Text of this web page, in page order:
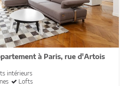
à Paris, rue d'Artois
intérieurs
Lofts